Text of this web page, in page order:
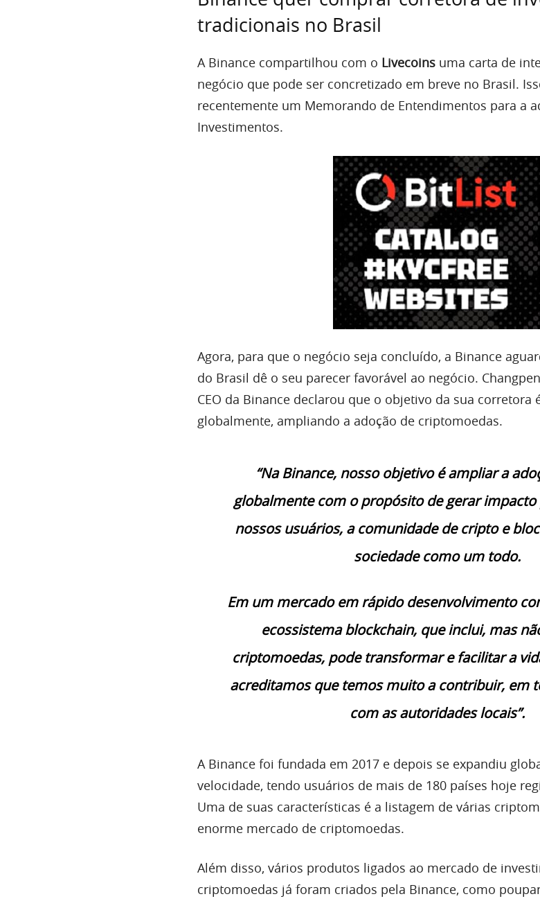
tradicionais no Brasil
A Binance compartilhou com o Livecoins uma carta de
negócio que pode ser concretizado em breve no Brasil.
recentemente um Memorando de Entendimentos para a
Investimentos.
Agora, para que o negócio seja concluído, a Binance
do Brasil dê o seu parecer favorável ao negócio.
CEO da Binance declarou que o objetivo da sua corretora
globalmente, ampliando a adoção de criptomoedas.
“Na Binance, nosso objetivo é ampliar a
globalmente com o propósito de gerar
nossos usuários, a comunidade de cripto e
sociedade como um todo.
Em um mercado em rápido desenvolvimento
ecossistema blockchain, que inclui, mas
criptomoedas, pode transformar e facilitar a
acreditamos que temos muito a contribuir, em
com as autoridades locais”.
A Binance foi fundada em 2017 e depois se expandiu
velocidade, tendo usuários de mais de 180 países hoje
Uma de suas características é a listagem de várias
enorme mercado de criptomoedas.
Além disso, vários produtos ligados ao mercado de
criptomoedas já foram criados pela Binance, como